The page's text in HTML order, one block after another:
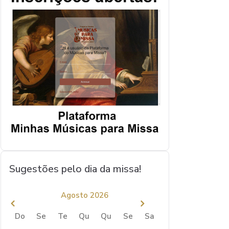
Sugestões pelo dia da missa!
Agosto 2026
Do Se Te Qu Qu Se
Sa